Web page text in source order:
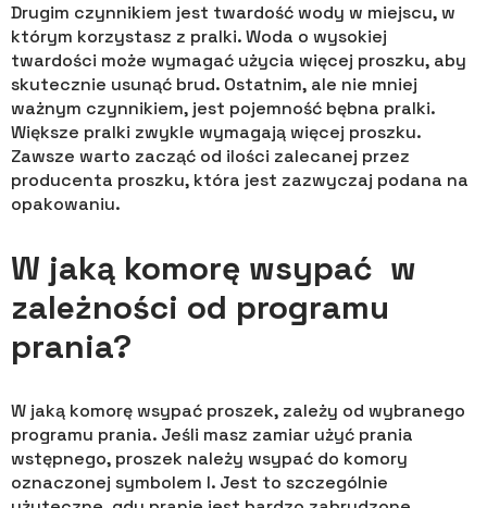
Drugim czynnikiem jest twardość wody w miejscu, w
którym korzystasz z pralki. Woda o wysokiej
twardości może wymagać użycia więcej proszku, aby
skutecznie usunąć brud. Ostatnim, ale nie mniej
ważnym czynnikiem, jest pojemność bębna pralki.
Większe pralki zwykle wymagają więcej proszku.
Zawsze warto zacząć od ilości zalecanej przez
producenta proszku, która jest zazwyczaj podana na
opakowaniu.
W jaką komorę wsypać w
zależności od programu
prania?
W jaką komorę wsypać proszek, zależy od wybranego
programu prania. Jeśli masz zamiar użyć prania
wstępnego, proszek należy wsypać do komory
oznaczonej symbolem I. Jest to szczególnie